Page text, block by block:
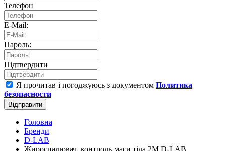
Телефон
E-Mail:
Пароль:
Підтвердити
Я прочитав і погоджуюсь з документом Политика
безопасности
Відправити
Головна
Бренди
D-LAB
Жироспалювач, контроль маси тіла 2M D-LAB